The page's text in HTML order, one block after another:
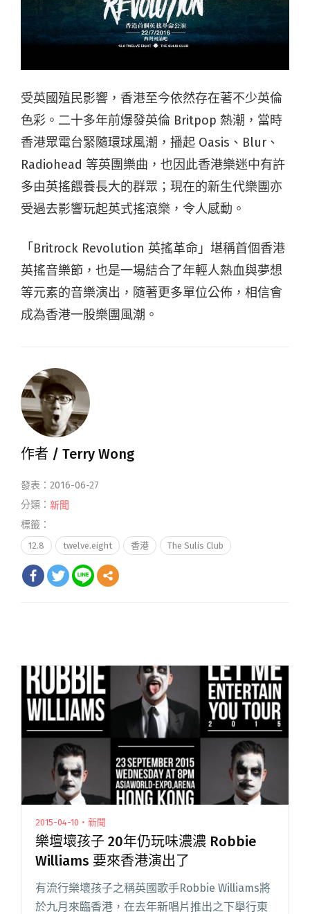
受英國殖民影響，香港至今依然存在著不少英倫
色彩。二十多年前爆發英倫 Britpop 熱潮，當時
香港眾電台緊隨環球風潮，播起 Oasis、Blur、
Radiohead 等英團樂曲，也因此香港樂迷中有許
多由英搖餵養長大的群眾；現在的新生代樂團亦
受過去影響玩起英式搖滾樂，令人感動。
「 Britrock Revolution 英搖革命」堪稱首個香港
英搖音樂節，也是一場結合了年輕人熱血與夢想
等元素的音樂演出，隨著更多單位公佈，相信會
成為香港一股樂團風潮。
作者 / Terry Wong
發表：2016-06-27
分類： 新聞
標籤：
12.8 twelve.eight 香港 The Sulis Club
2015-04-10・新聞
樂壇壞孩子 20年仍玩味濃濃 Robbie
Williams 要來香港演出了
有流行樂壞孩子之稱英國歌手Robbie Williams將
於九月來臨香港，在去年新唱片推出之下舉行東